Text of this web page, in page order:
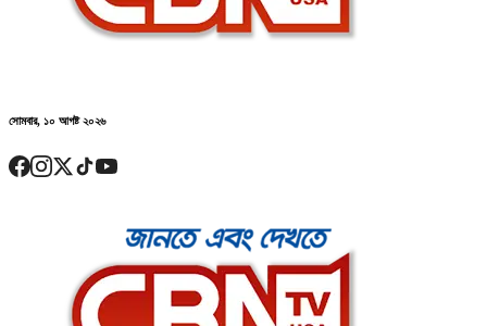
সোমবার, ১০ আগষ্ট ২০২৬